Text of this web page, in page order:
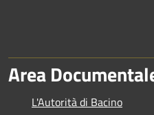
Area
L'Autorità di Bacino